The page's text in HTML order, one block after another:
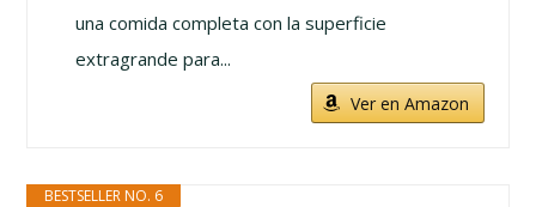
una comida completa con la superficie
extragrande para...
Ver en Amazon
BESTSELLER NO. 6